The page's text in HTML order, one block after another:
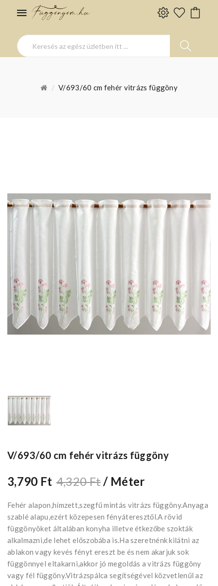
V/693/60 cm fehér vitrázs függöny
V/693/60 cm fehér vitrázs függöny
3,790 Ft 4,320 Ft/ Méter
Fehér alapon,hímzett,szegfű mintás vitrázs függöny.Anyaga
szablé alapu,ezért közepesen fényáteresztől.A rövid
függönyöket általában konyha illetve étkezőbe szokták
alkalmazni,de lehet előszobába is.Ha szeretnénk kilátni az
ablakon vagy kevés fényt ereszt be és nem akarjuk sok
függönnyel eltakarni,akkor jó megoldás a vitrázs függöny
vagy fél függöny.Vitrázspálca segítségével közvetlenűl az